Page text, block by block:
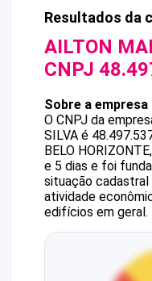
Resultados da
AILTON
CNPJ
Sobre a empresa
O CNPJ da
SILVA é
BELO
e 5 dias e foi
situação cadastral
atividade
edifícios em geral.